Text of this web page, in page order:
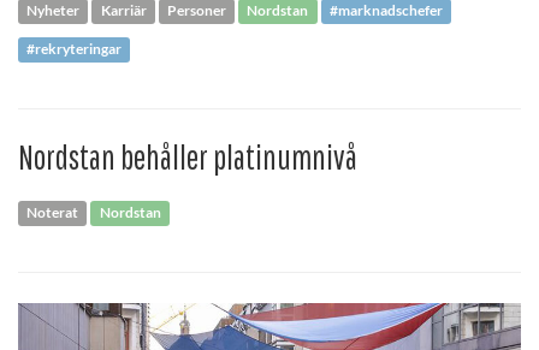
Nyheter Karriär Personer Nordstan #marknadschefer
#rekryteringar
Nordstan behåller platinumnivå
Noterat Nordstan